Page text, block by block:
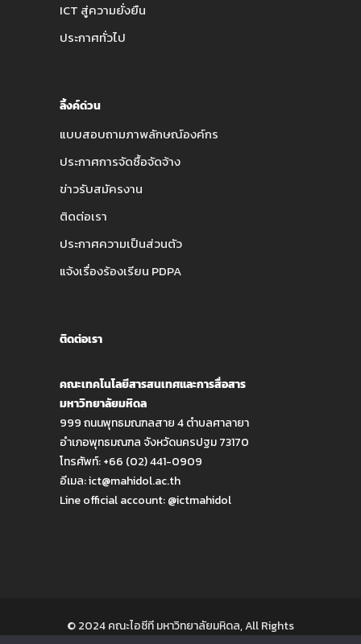
ICT สู่ความยั่งยืน
ประกาศทั่วไป
ลิ้งค์ด่วน
แบบสอบถามภาพลักษณ์องค์กร
ประกาศการจัดซื้อจัดจ้าง
ข่าวรับสมัครงาน
ติดต่อเรา
ประกาศความเป็นส่วนตัว
แจ้งเรื่องร้องเรียน PDPA
ติดต่อเรา
คณะเทคโนโลยีสารสนเทศและการสื่อสาร
มหาวิทยาลัยมหิดล
999 ถนนพุทธมณฑลสาย 4 ตำบลศาลายา
อำเภอพุทธมณฑล จังหวัดนครปฐม 73170
โทรศัพท์: +66 (02) 441-0909
อีเมล:ict@mahidol.ac.th
Line official account:@ictmahidol
© 2024 คณะไอซีที มหาวิทยาลัยมหิดล, All Rights